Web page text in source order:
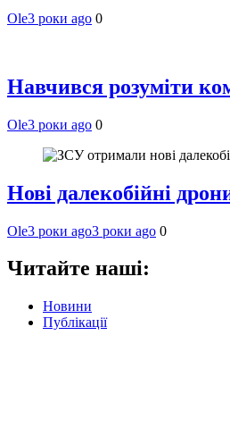
Ole3 роки ago 0
Навчився розуміти
Ole3 роки ago 0
Нові далекобійні
Ole3 роки ago3 роки ago 0
Читайте наші:
Новини
Публікації